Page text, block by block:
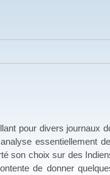
divers journaux
essentiellement
son choix sur des
de donner